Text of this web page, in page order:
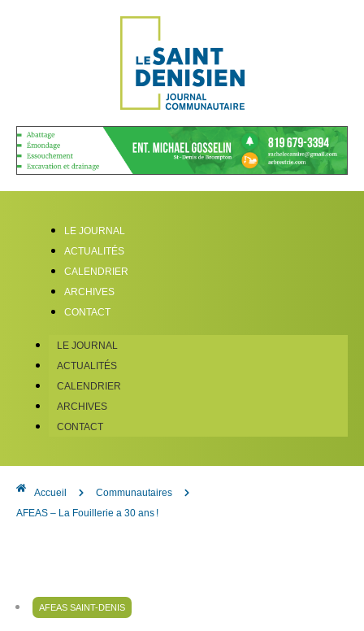
LE JOURNAL
ACTUALITÉS
CALENDRIER
ARCHIVES
CONTACT
LE JOURNAL
ACTUALITÉS
CALENDRIER
ARCHIVES
CONTACT
Accueil
Communautaires
AFEAS – La Fouillerie a 30 ans !
AFEAS SAINT-DENIS